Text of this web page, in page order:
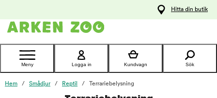
Kontakta
Hitta din butik
Meny Logga in Kundvagn Sök
Hem Smådjur Reptil Terrariebelysning